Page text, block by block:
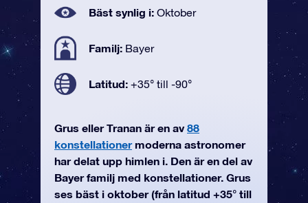
Bäst synlig i: Oktober
Familj: Bayer
Latitud: +35° till -90°
Grus eller Tranan är en av 88
konstellationermoderna astronomer
har delat upp himlen i. Den är en del av
Bayer familj med konstellationer. Grus
ses bäst i oktober (från latitud +35° till